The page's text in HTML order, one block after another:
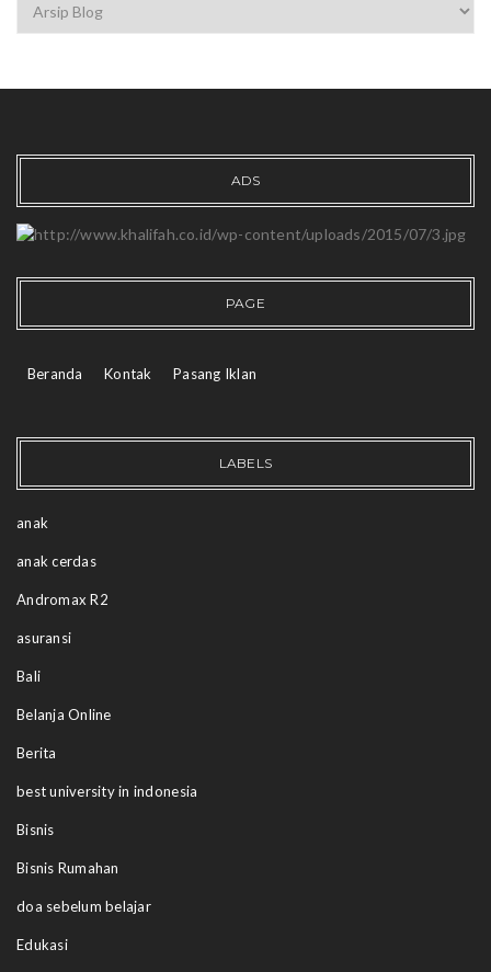
ADS
PAGE
Beranda Kontak Pasang Iklan
LABELS
anak
anak cerdas
Andromax R2
asuransi
Bali
Belanja Online
Berita
best university in indonesia
Bisnis
Bisnis Rumahan
doa sebelum belajar
Edukasi